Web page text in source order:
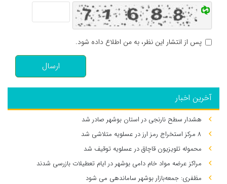
پس از انتشار این نظر، به من اطلاع داده شود.
ارسال
آخرین اخبار
هشدار سطح نارنجی در استان بوشهر صادر شد
۸ مرکز استخراج رمز ارز در عسلویه متلاشی شد
محموله تلویزیون قاچاق در عسلویه توقیف شد
مراکز عرضه مواد خام دامی بوشهر در ایام تعطیلات بازرسی شدند
مظفری: جمعه‌بازار بوشهر ساماندهی می‌ شود